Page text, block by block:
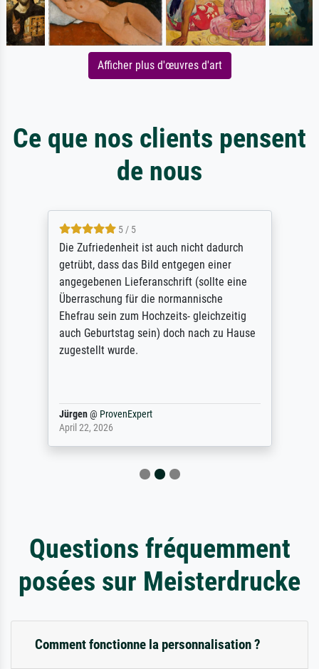
Afficher plus d'œuvres d'art
Ce que nos clients pensent
de nous
5 / 5
Die Zufriedenheit ist auch nicht dadurch
getrübt, dass das Bild entgegen einer
angegebenen Lieferanschrift (sollte eine
Überraschung für die normannische
Ehefrau sein zum Hochzeits- gleichzeitig
auch Geburtstag sein) doch nach zu Hause
zugestellt wurde.
Jürgen@ ProvenExpert
April 22, 2026
Questions fréquemment
posées sur Meisterdrucke
Comment fonctionne la personnalisation ?